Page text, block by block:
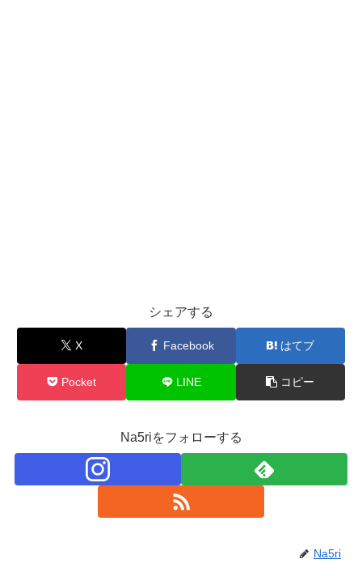
シェアする
X Facebook はてブ
Pocket LINE コピー
Na5riをフォローする
Na5ri